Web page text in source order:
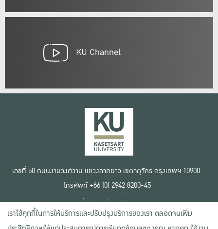
KU Channel
เลขที่ 50 ถนนงามวงศ์วาน แขวงลาดยาว เขตจตุจักร กรุงเทพฯ 10900
โทรศัพท์ +66 (0) 2942 8200-45
เงื่อนไขการใช้งานเว็บไซต์
ข้อตกลงด้านสิทธิ์ใช้งาน
นโยบายความเป็นส่วนตัว
เราใช้คุกกี้ในการให้บริการและปรับปรุงบริการของเรา ตลอดจนเพิ่ม